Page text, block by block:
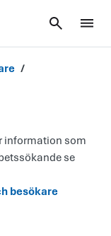
information som
se
besökare